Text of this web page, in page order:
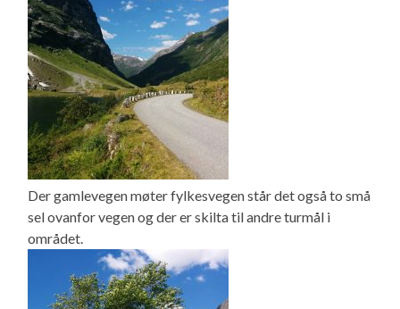
Der gamlevegen møter fylkesvegen står det også to små
sel ovanfor vegen og der er skilta til andre turmål i
området.